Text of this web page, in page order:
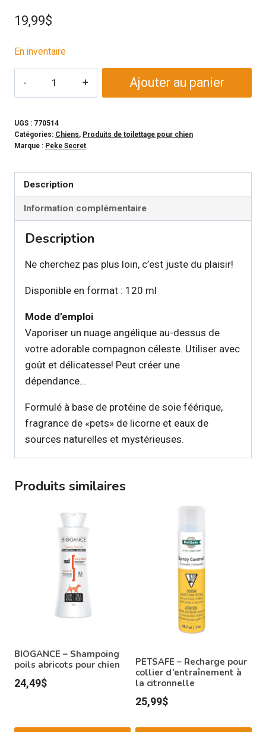
19,99$
En inventaire
SECRET
-
de
toilettage
Coco
Chenil
Ajouter au panier
UGS : 770514
Catégories: Chiens, Produits de toilettage pour chien
Marque : Peke Secret
Description
Information complémentaire
Description
Ne cherchez pas plus loin, c’est juste du plaisir!
Disponible en format : 120 ml
Mode d’emploi
Vaporiser un nuage angélique au-dessus de
votre adorable compagnon céleste. Utiliser avec
goût et délicatesse! Peut créer une
dépendance…
Formulé à base de protéine de soie féérique,
fragrance de «pets» de licorne et eaux de
sources naturelles et mystérieuses.
Produits similaires
BIOGANCE – Shampoing
poils abricots pour chien
24,49$
PETSAFE – Recharge pour
collier d’entraînement à
la citronnelle
25,99$